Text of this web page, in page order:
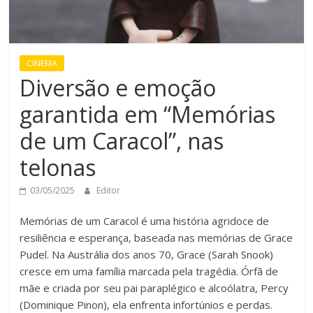
CINEMA
Diversão e emoção
garantida em “Memórias
de um Caracol”, nas
telonas
03/05/2025 Editor
Memórias de um Caracol é uma história agridoce de
resiliência e esperança, baseada nas memórias de Grace
Pudel. Na Austrália dos anos 70, Grace (Sarah Snook)
cresce em uma família marcada pela tragédia. Órfã de
mãe e criada por seu pai paraplégico e alcoólatra, Percy
(Dominique Pinon), ela enfrenta infortúnios e perdas.